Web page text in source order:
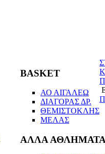
BASKET
ΑΟ ΑΙΓΑΛΕΩ
ΔΙΑΓΟΡΑΣ ΔΡ.
ΘΕΜΙΣΤΟΚΛΗΣ
ΜΕΛΑΣ
ΑΛΛΑ ΑΘΛΗΜΑΤΑ